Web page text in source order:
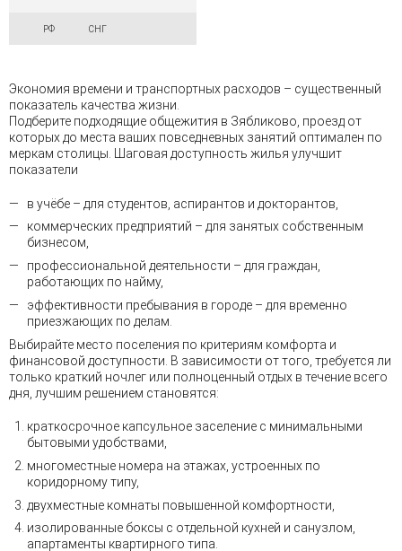
РФ СНГ
Экономия времени и транспортных расходов – существенный
показатель качества жизни.
Подберите подходящие общежития в Зябликово, проезд от
которых до места ваших повседневных занятий оптимален по
меркам столицы. Шаговая доступность жилья улучшит
показатели
в учёбе – для студентов, аспирантов и докторантов,
коммерческих предприятий – для занятых собственным
бизнесом,
профессиональной деятельности – для граждан,
работающих по найму,
эффективности пребывания в городе – для временно
приезжающих по делам.
Выбирайте место поселения по критериям комфорта и
финансовой доступности. В зависимости от того, требуется ли
только краткий ночлег или полноценный отдых в течение всего
дня, лучшим решением становятся:
краткосрочное капсульное заселение с минимальными
бытовыми удобствами,
многоместные номера на этажах, устроенных по
коридорному типу,
двухместные комнаты повышенной комфортности,
изолированные боксы с отдельной кухней и санузлом,
апартаменты квартирного типа.